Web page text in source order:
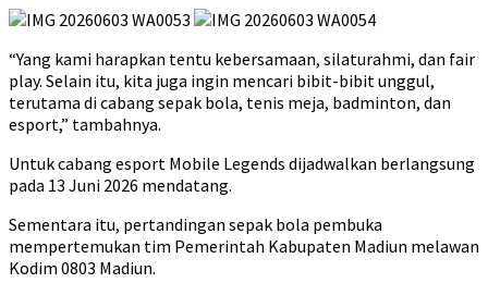
“Yang kami harapkan tentu kebersamaan, silaturahmi, dan fair
play. Selain itu, kita juga ingin mencari bibit-bibit unggul,
terutama di cabang sepak bola, tenis meja, badminton, dan
esport,” tambahnya.
Untuk cabang esport Mobile Legends dijadwalkan berlangsung
pada 13 Juni 2026 mendatang.
Sementara itu, pertandingan sepak bola pembuka
mempertemukan tim Pemerintah Kabupaten Madiun melawan
Kodim 0803 Madiun.